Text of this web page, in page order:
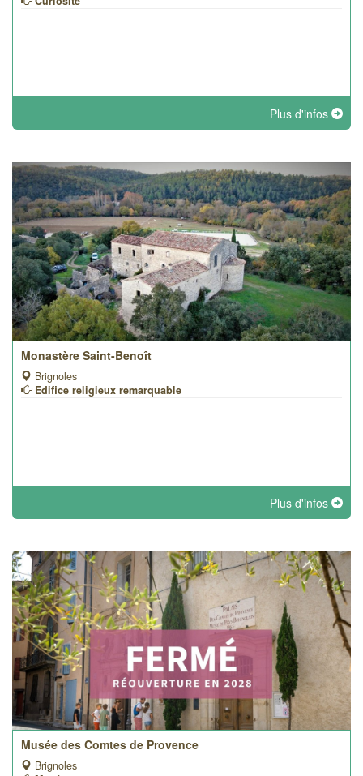
Plus d'infos
Monastère Saint-Benoît
Brignoles
Edifice religieux remarquable
Plus d'infos
Musée des Comtes de Provence
Brignoles